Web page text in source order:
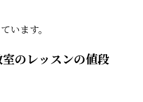
います。
のレッスンの値段